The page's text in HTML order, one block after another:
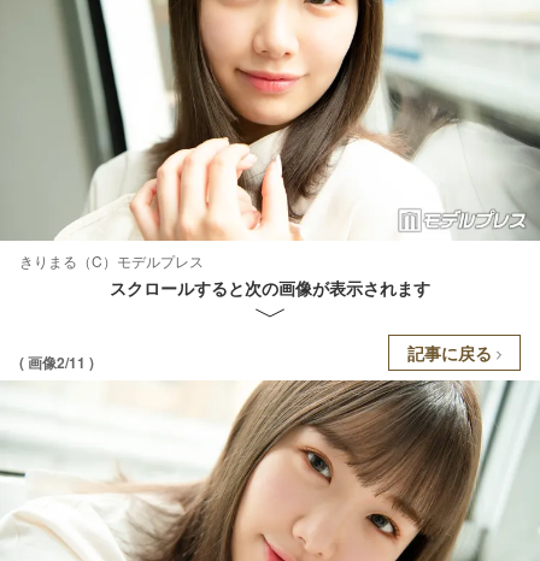
きりまる（C）モデルプレス
スクロールすると次の画像が表示されます
( 画像2/11 ) 記事に戻る